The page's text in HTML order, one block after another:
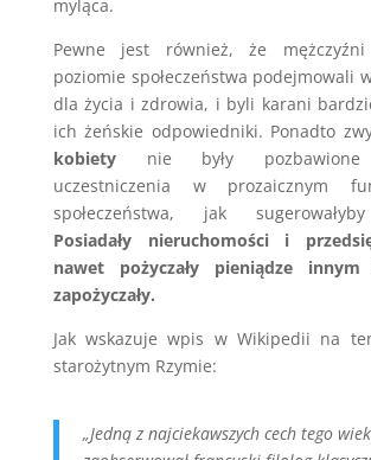
myląca.
Pewne jest również, że
poziomie społeczeństwa podejmowali
dla życia i zdrowia, i byli karani
ich żeńskie odpowiedniki. Ponadto
kobietynie były pozbawione
uczestniczenia w prozaicznym
społeczeństwa, jak
Posiadały nieruchomości i
nawet pożyczały pieniądze
zapożyczały.
Jak wskazuje wpis w Wikipedii na
starożytnym Rzymie:
„Jedną z najciekawszych cech tego